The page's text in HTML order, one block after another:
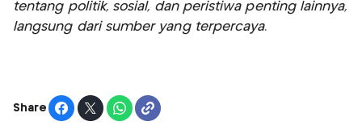
tentang politik, sosial, dan peristiwa penting lainnya,
langsung dari sumber yang terpercaya.
Share